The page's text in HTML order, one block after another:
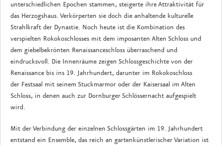
unterschiedlichen Epochen stammen, steigerte ihre Attraktivität für
das Herzogshaus. Verkörperten sie doch die anhaltende kulturelle
Strahlkraft der Dynastie. Noch heute ist die Kombination des
verspielten Rokokoschlosses mit dem imposanten Alten Schloss und
dem giebelbekrönten Renaissanceschloss überraschend und
eindrucksvoll. Die Innenräume zeigen Schlossgeschichte von der
Renaissance bis ins 19. Jahrhundert, darunter im Rokokoschloss
der Festsaal mit seinem Stuckmarmor oder der Kaisersaal im Alten
Schloss, in denen auch zur Dornburger Schlössernacht aufgespielt
wird.
Mit der Verbindung der einzelnen Schlossgärten im 19. Jahrhundert
entstand ein Ensemble, das reich an gartenkünstlerischer Variation ist